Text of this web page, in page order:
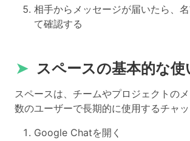
相手からメッセージが届いたら、
て確認する
➤ スペースの基本的な使
スペースは、チームやプロジェクトの
数のユーザーで長期的に使用するチャッ
Google Chatを開く